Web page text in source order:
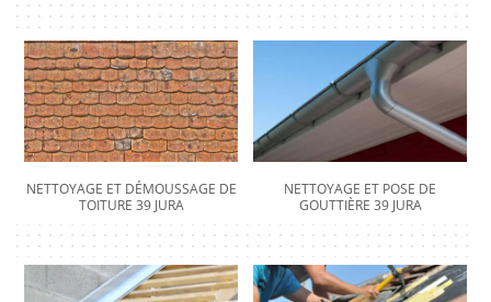
NETTOYAGE ET DÉMOUSSAGE DE
TOITURE 39 JURA
NETTOYAGE ET POSE DE
GOUTTIÈRE 39 JURA